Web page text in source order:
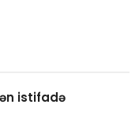
istifadə